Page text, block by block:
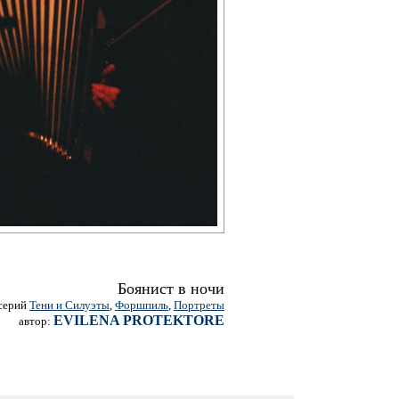
Боянист в ночи
Тени и Силуэты, Форшпиль, Портреты
автор: EVILENA PROTEKTORE